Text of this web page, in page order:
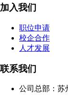
加入我们
职位申请
校企合作
人才发展
联系我们
公司总部：苏